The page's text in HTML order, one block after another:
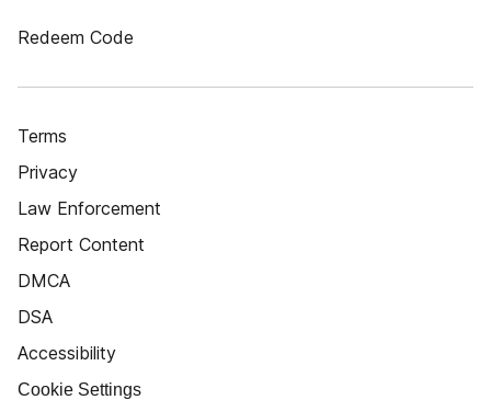
Redeem Code
Terms
Privacy
Law Enforcement
Report Content
DMCA
DSA
Accessibility
Cookie Settings